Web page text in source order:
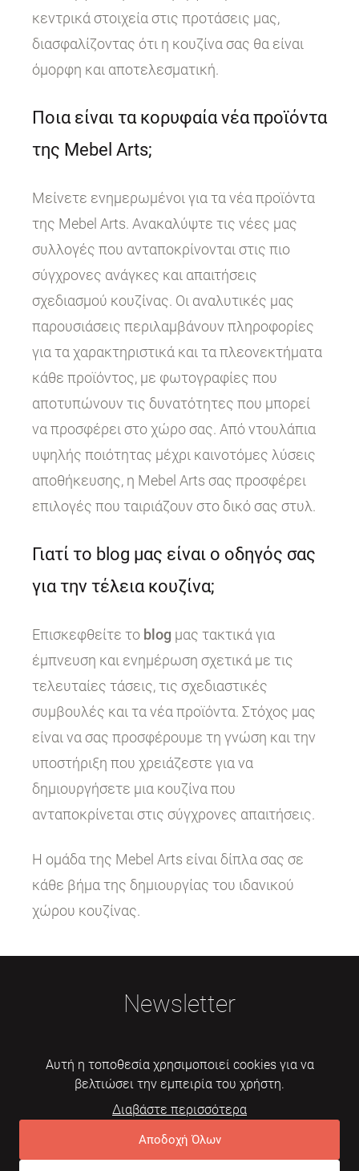
κεντρικά στοιχεία στις προτάσεις μας,
διασφαλίζοντας ότι η κουζίνα σας θα είναι
όμορφη και αποτελεσματική.
Ποια είναι τα κορυφαία νέα προϊόντα
της Mebel Arts;
Μείνετε ενημερωμένοι για τα νέα προϊόντα
της Mebel Arts. Ανακαλύψτε τις νέες μας
συλλογές που ανταποκρίνονται στις πιο
σύγχρονες ανάγκες και απαιτήσεις
σχεδιασμού κουζίνας. Οι αναλυτικές μας
παρουσιάσεις περιλαμβάνουν πληροφορίες
για τα χαρακτηριστικά και τα πλεονεκτήματα
κάθε προϊόντος, με φωτογραφίες που
αποτυπώνουν τις δυνατότητες που μπορεί
να προσφέρει στο χώρο σας. Από ντουλάπια
υψηλής ποιότητας μέχρι καινοτόμες λύσεις
αποθήκευσης, η Mebel Arts σας προσφέρει
επιλογές που ταιριάζουν στο δικό σας στυλ.
Γιατί το blog μας είναι ο οδηγός σας
για την τέλεια κουζίνα;
Επισκεφθείτε το blog μας τακτικά για
έμπνευση και ενημέρωση σχετικά με τις
τελευταίες τάσεις, τις σχεδιαστικές
συμβουλές και τα νέα προϊόντα. Στόχος μας
είναι να σας προσφέρουμε τη γνώση και την
υποστήριξη που χρειάζεστε για να
δημιουργήσετε μια κουζίνα που
ανταποκρίνεται στις σύγχρονες απαιτήσεις.
Η ομάδα της Mebel Arts είναι δίπλα σας σε
κάθε βήμα της δημιουργίας του ιδανικού
χώρου κουζίνας.
Newsletter
Εγγραφή
Αυτή η τοποθεσία χρησιμοποιεί cookies για να
βελτιώσει την εμπειρία του χρήστη.
Διαβάστε περισσότερα
Αποδοχή Όλων